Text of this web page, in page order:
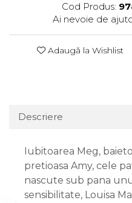
Cod Produs:
Ai nevoie de
Adaugă la Wishlist
Descriere
Iubitoarea Meg,
pretioasa Amy, cele
nascute sub pana
sensibilitate, Louisa